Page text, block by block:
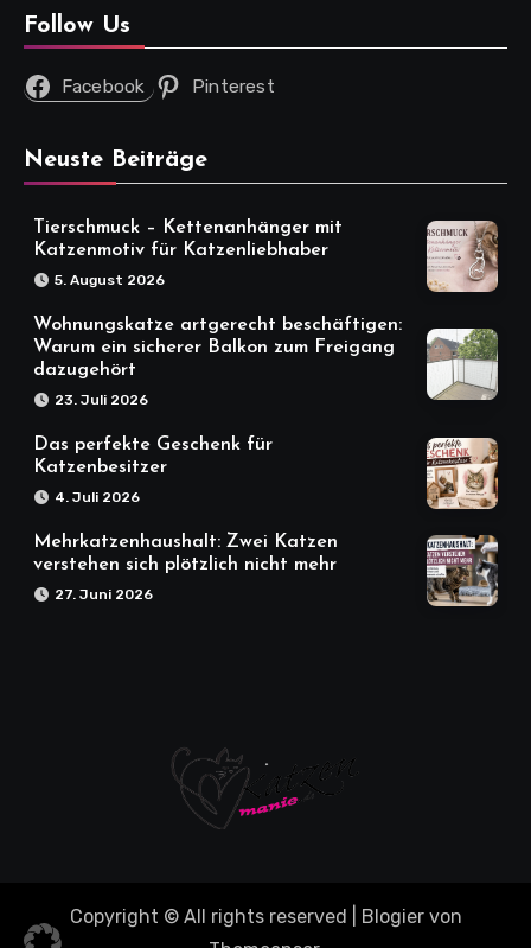
Follow Us
Facebook Pinterest
Neuste Beiträge
Tierschmuck – Kettenanhänger mit
Katzenmotiv für Katzenliebhaber
5. August 2026
Wohnungskatze artgerecht beschäftigen:
Warum ein sicherer Balkon zum Freigang
dazugehört
23. Juli 2026
Das perfekte Geschenk für
Katzenbesitzer
4. Juli 2026
Mehrkatzenhaushalt: Zwei Katzen
verstehen sich plötzlich nicht mehr
27. Juni 2026
Copyright © All rights reserved Blogiervon